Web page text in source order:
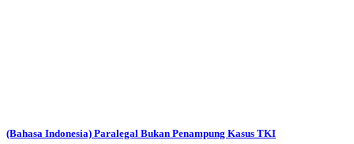
(Bahasa Indonesia) Paralegal Bukan Penampung Kasus TKI